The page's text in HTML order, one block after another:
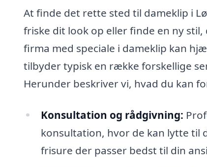
At finde det rette sted til dameklip i
friske dit look op eller finde en ny
firma med speciale i dameklip kan
tilbyder typisk en række forskellige
Herunder beskriver vi, hvad du kan
Konsultation og rådgivning:
konsultation, hvor de kan lytte til
frisure der passer bedst til din